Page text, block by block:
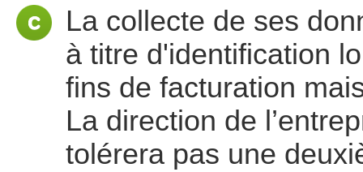
La collecte de ses
à titre d'identification
fins de facturation
La direction de
tolérera pas une